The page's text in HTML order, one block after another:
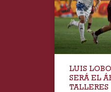
LUIS
SERÁ EL
TALLERES